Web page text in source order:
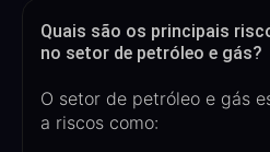
Quais são os principais
no setor de petróleo e gás?
O setor de petróleo e gás
a riscos como: